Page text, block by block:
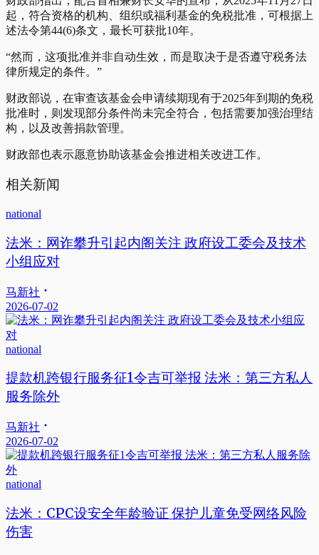
起，符合资格的机构、组织或福利基金的免税批准，可根据上
述法令第44(6)条文，最长可获批10年。
“然而，这项批准并非自动生效，而是取决于是否遵守税务法
律所规定的条件。”
财政部说，在审查该基金会申请续期现有于2025年到期的免税
批准时，则发现部分条件尚未完全符合，包括需要加强治理结
构，以及改善捐款管理。
财政部也表示愿意协助该基金会推进相关改进工作。
相关新闻
national
法米：网诈攀升引起内阁关注 政府设工委会及技术
小组应对
马新社
2026-07-02
national
提款机跨银行服务征1令吉可举报 法米：第三方私人
服务除外
马新社
2026-07-02
national
法米：CPC设安全年龄验证 保护儿童免受网络风险
伤害